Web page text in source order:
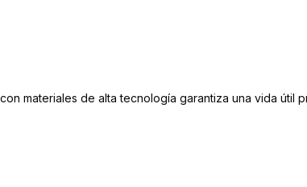
materiales de alta tecnología garantiza una vida útil